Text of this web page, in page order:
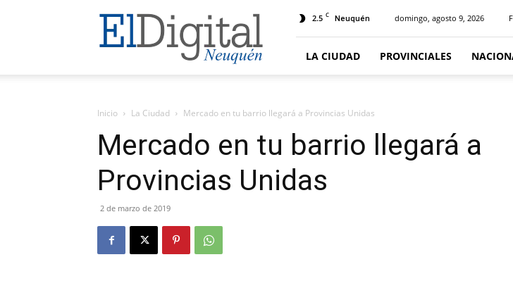
El
Digital
Neuquen
2.5 C Neuquén domingo, agosto 9, 2026
LA CIUDAD PROVINCIALES
Inicio La Ciudad Mercado en tu barrio llegará a Provincias Unidas
Mercado en tu barrio llegará a
Provincias Unidas
2 de marzo de 2019